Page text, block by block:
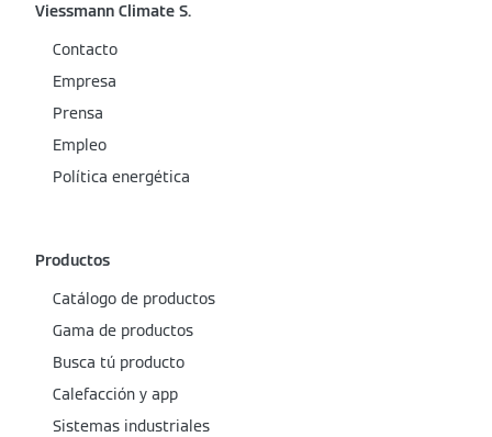
Viessmann Climate S.
Contacto
Empresa
Prensa
Empleo
Política energética
Productos
Catálogo de productos
Gama de productos
Busca tú producto
Calefacción y app
Sistemas industriales